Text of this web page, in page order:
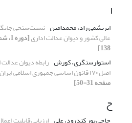
ا
ابریشمی راد، محمدامین نسبت‌سنجی
عالی کشور و دیوان عدالت اداری
138]
استوارسنگری، کورش رابطه دیوان
اصل ۱۷۰ قانون اساسی جمهوری اسلامی ایران
صفحه 31-50]
ح
حاجی پور کندرود، علی ارزیابی قابلیت